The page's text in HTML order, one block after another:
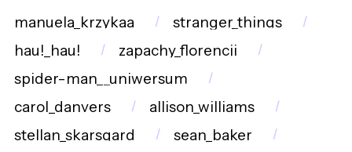
manuela_krzykaa
stranger_things
hau!_hau!
zapachy_florencji
spider-man__uniwersum
carol_danvers
allison_williams
stellan_skarsgard
sean_baker